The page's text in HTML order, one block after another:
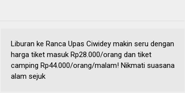
Liburan ke Ranca Upas Ciwidey makin seru dengan
harga tiket masuk Rp28.000/orang dan tiket
camping Rp44.000/orang/malam! Nikmati suasana
alam sejuk